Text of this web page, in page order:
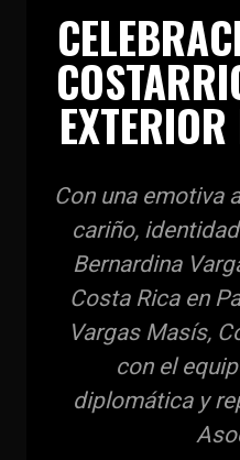
Con una emotiva
cariño,
Bernardina
Costa Rica en
Vargas Masís,
con el
diplomática y